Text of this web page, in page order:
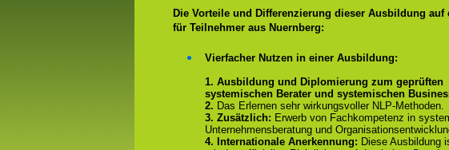
Die Vorteile und Differenzierung dieser Ausbildung auf
für Teilnehmer aus Nuernberg:
Vierfacher Nutzen in einer Ausbildung:
1. Ausbildung und Diplomierung zum geprüften
systemischen Berater und systemischen
2. Das Erlernen sehr wirkungsvoller NLP-Methoden.
3. Zusätzlich: Erwerb von Fachkompetenz in
Unternehmensberatung und
4. Internationale Anerkennung: Diese Ausbildung